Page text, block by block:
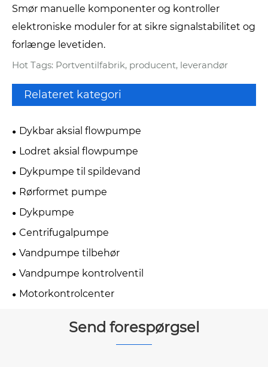
Smør manuelle komponenter og kontroller
elektroniske moduler for at sikre signalstabilitet og
forlænge levetiden.
Hot Tags: Portventilfabrik, producent, leverandør
Relateret kategori
Dykbar aksial flowpumpe
Lodret aksial flowpumpe
Dykpumpe til spildevand
Rørformet pumpe
Dykpumpe
Centrifugalpumpe
Vandpumpe tilbehør
Vandpumpe kontrolventil
Motorkontrolcenter
Send forespørgsel